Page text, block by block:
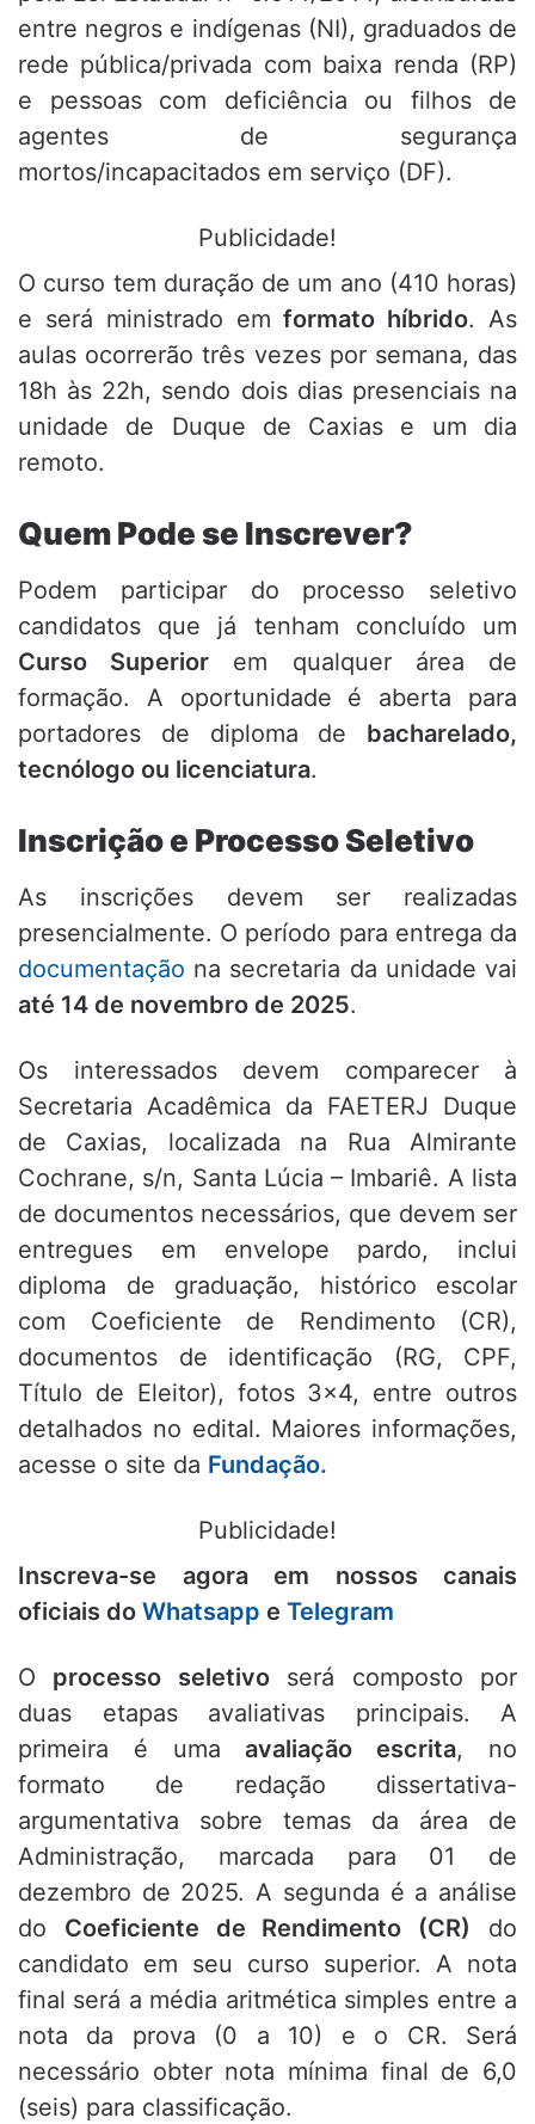
entre negros e indígenas (NI), graduados de
rede pública/privada com baixa renda (RP)
e pessoas com deficiência ou filhos de
agentes de segurança
mortos/incapacitados em serviço (DF).
Publicidade!
O curso tem duração de um ano (410 horas)
e será ministrado emformato híbrido. As
aulas ocorrerão três vezes por semana, das
18h às 22h, sendo dois dias presenciais na
unidade de Duque de Caxias e um dia
remoto.
Quem Pode se Inscrever?
Podem participar do processo seletivo
candidatos que já tenham concluído um
Curso Superior em qualquer área de
formação. A oportunidade é aberta para
portadores de diploma de bacharelado,
tecnólogo ou licenciatura.
Inscrição e Processo Seletivo
As inscrições devem ser realizadas
presencialmente. O período para entrega da
documentação na secretaria da unidade vai
até 14 de novembro de 2025.
Os interessados devem comparecer à
Secretaria Acadêmica da FAETERJ Duque
de Caxias, localizada na Rua Almirante
Cochrane, s/n, Santa Lúcia – Imbariê. A lista
de documentos necessários, que devem ser
entregues em envelope pardo, inclui
diploma de graduação, histórico escolar
com Coeficiente de Rendimento (CR),
documentos de identificação (RG, CPF,
Título de Eleitor), fotos 3×4, entre outros
detalhados no edital. Maiores informações,
acesse o site da Fundação.
Publicidade!
Inscreva-se agora em nossos canais
oficiais do Whatsapp e Telegram
O processo seletivoserá composto por
duas etapas avaliativas principais. A
primeira é uma avaliação escrita, no
formato de redação dissertativa-
argumentativa sobre temas da área de
Administração, marcada para 01 de
dezembro de 2025. A segunda é a análise
do Coeficiente de Rendimento (CR) do
candidato em seu curso superior. A nota
final será a média aritmética simples entre a
nota da prova (0 a 10) e o CR. Será
necessário obter nota mínima final de 6,0
(seis) para classificação.